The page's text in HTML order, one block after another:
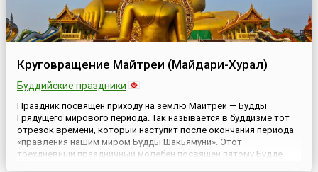
Круговращение Майтреи (Майдари-Хурал)
Буддийские праздники
Праздник посвящен приходу на землю Майтреи — Будды
Грядущего мирового периода. Так называется в буддизме тот
отрезок времени, который наступит после окончания периода
«правления нашим миром Будды Шакьямуни». Этот
трехдневный праздничный молебен посвящен пятому Будде